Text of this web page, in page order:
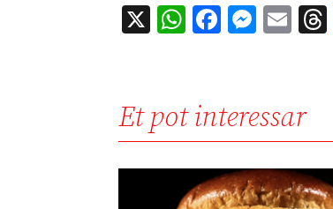
X WhatsApp
Et pot interessar